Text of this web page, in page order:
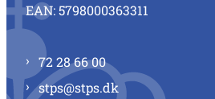
EAN: 5798000363311
72 28 66 00
stps@stps.dk